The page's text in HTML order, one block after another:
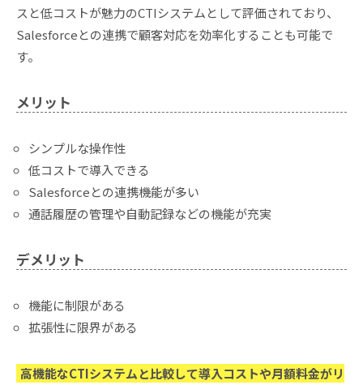
スと低コストが魅力のCTIシステムとして評価されており、
Salesforceとの連携で顧客対応を効率化することも可能で
す。
メリット
シンプルな操作性
低コストで導入できる
Salesforceとの連携機能が多い
通話履歴の管理や自動記録などの機能が充実
デメリット
機能に制限がある
拡張性に限界がある
高機能なCTIシステムと比較して導入コストや月額料金がリ